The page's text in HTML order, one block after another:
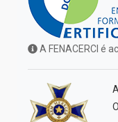
A FENACERCI é